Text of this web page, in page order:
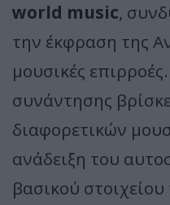
world music,
την έκφραση της
μουσικές
συνάντησης
διαφορετικών
ανάδειξη του
βασικού